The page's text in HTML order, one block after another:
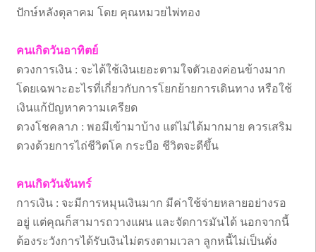
ปักษ์หลังตุลาคม โดย คุณหมวยไพ่ทอง
คนเกิดวันอาทิตย์
ดวงการเงิน : จะได้ใช้เงินเยอะตามใจตัวเองค่อนข้างมาก
โดยเฉพาะอะไรที่เกี่ยวกับการโยกย้ายการเดินทาง หรือใช้
เงินแก้ปัญหาความเครียด
ดวงโชคลาภ : พอมีเข้ามาบ้าง แต่ไม่ได้มากมาย ควรเสริม
ดวงด้วยการไถ่ชีวิตโค กระบือ ชีวิตจะดีขึ้น
คนเกิดวันจันทร์
การเงิน : จะมีการหมุนเงินมาก มีค่าใช้จ่ายหลายอย่างรอ
อยู่ แต่คุณก็สามารถวางแผน และจัดการมันได้ นอกจากนี้
ต้องระวังการได้รับเงินไม่ตรงตามเวลา ลูกหนี้ไม่เป็นดั่ง